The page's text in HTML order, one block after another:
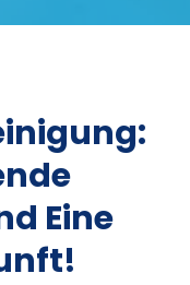
Eine